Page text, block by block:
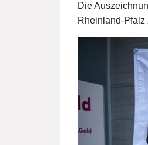
Die
Rheinland-Pfalz